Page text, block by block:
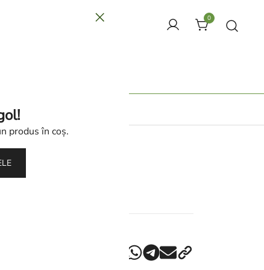
produs în coș.
0